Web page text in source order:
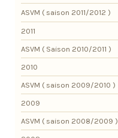
ASVM ( saison 2011/2012 )
2011
ASVM ( Saison 2010/2011 )
2010
ASVM ( saison 2009/2010 )
2009
ASVM ( saison 2008/2009 )